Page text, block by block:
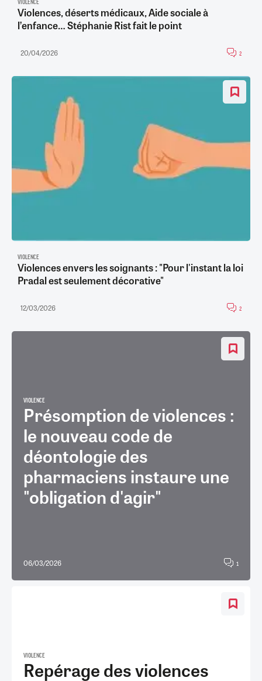
VIOLENCE
Violences, déserts médicaux, Aide sociale à
l’enfance… Stéphanie Rist fait le point
20/04/2026 2
VIOLENCE
Violences envers les soignants : "Pour l'instant la loi
Pradal est seulement décorative"
12/03/2026 2
VIOLENCE
Présomption de violences :
le nouveau code de
déontologie des
pharmaciens instaure une
"obligation d'agir"
06/03/2026 1
VIOLENCE
Repérage des violences